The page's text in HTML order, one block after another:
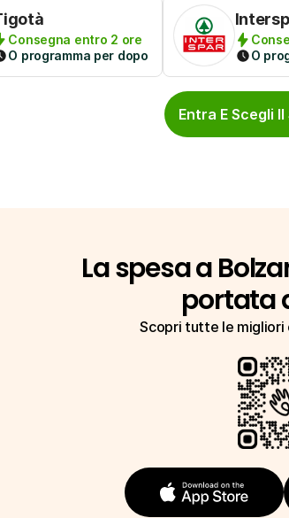
Consegna entro 2 ore
O programma per dopo
O
Entra E Scegli
La spesa a
portata
Scopri tutte le